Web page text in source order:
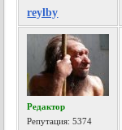
reylby
Редактор
Репутация:5374